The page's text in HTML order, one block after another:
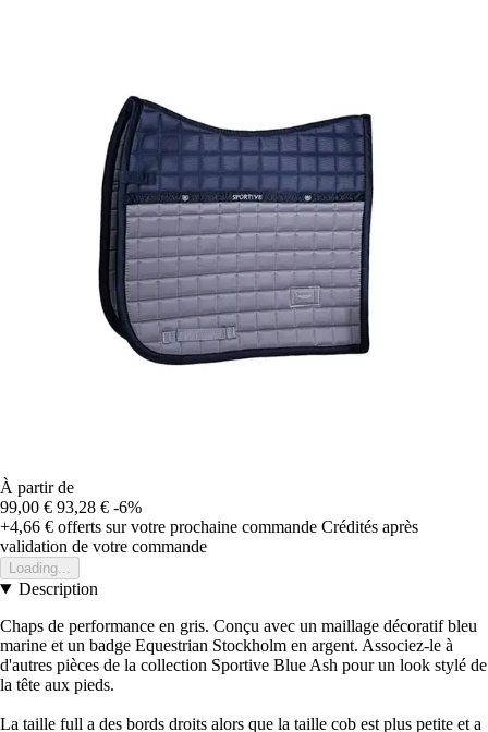
À partir de
99,00 € 93,28 € -6%
+4,66 € offerts sur votre prochaine commande Crédités après
validation de votre commande
Loading...
Description
Chaps de performance en gris. Conçu avec un maillage décoratif bleu
marine et un badge Equestrian Stockholm en argent. Associez-le à
d'autres pièces de la collection Sportive Blue Ash pour un look stylé de
la tête aux pieds.
La taille full a des bords droits alors que la taille cob est plus petite et a